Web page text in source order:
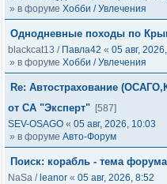
» в форуме Хобби / Увлечения
Однодневные походы по
blackcat13 / Павла42 « 05 авг,
» в форуме Хобби / Увлечения
Re: Автострахование
от СА "Эксперт" [587]
SEV-OSAGO « 05 авг, 2026, 10:03
» в форуме Авто-Форум
Поиск: корабль - тема форума
NaSa / leanor « 05 авг, 2026, 8:52